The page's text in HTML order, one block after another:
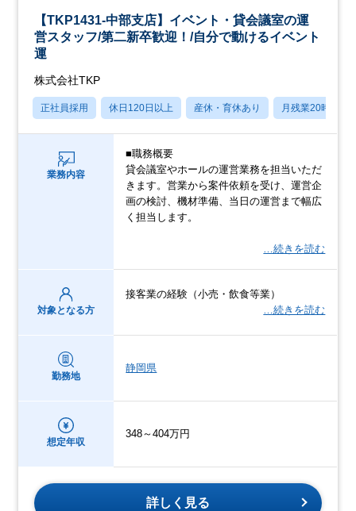
【TKP1431-中部支店】イベント・貸会議室の運
営スタッフ/第二新卒歓迎！/自分で動けるイベント
運
株式会社TKP
正社員採用 休日120日以上 産休・育休あり 月残業20時間以
業務内容
■職務概要
貸会議室やホールの運営業務を担当いただ
きます。営業から案件依頼を受け、運営企
画の検討、機材準備、当日の運営まで幅広
く担当します。
…続きを読む
対象となる方
接客業の経験（小売・飲食等業）
…続きを読む
勤務地
静岡県
想定年収
348～404万円
詳しく見る